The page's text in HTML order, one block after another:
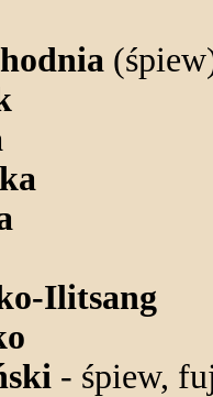
Ilitsang
- śpiew,